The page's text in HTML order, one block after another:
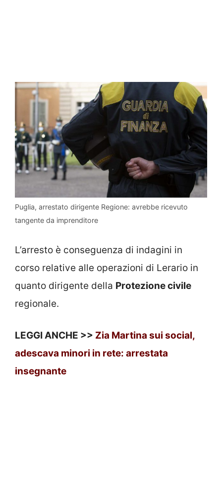
Puglia, arrestato dirigente Regione: avrebbe ricevuto
tangente da imprenditore
L’arresto è conseguenza di indagini in
corso relative alle operazioni di Lerario in
quanto dirigente della Protezione civile
regionale.
LEGGI ANCHE >> Zia Martina sui social,
adescava minori in rete: arrestata
insegnante